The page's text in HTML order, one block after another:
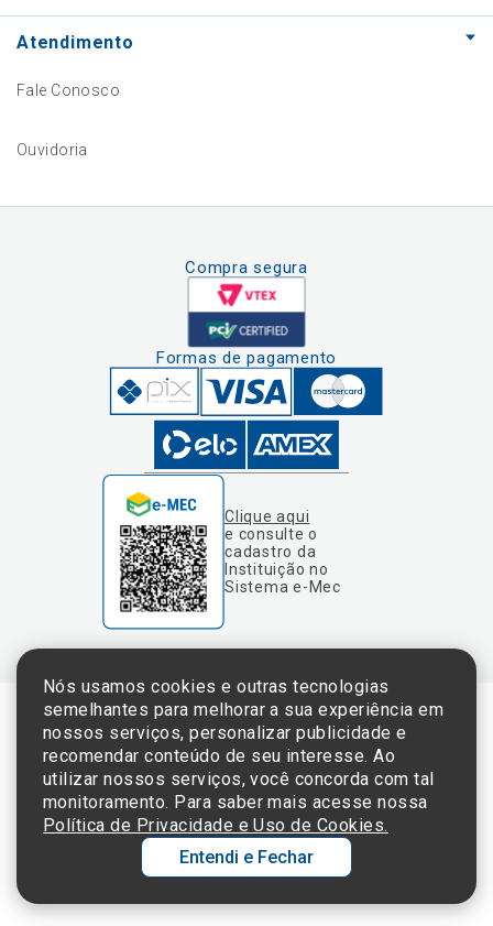
Atendimento
Fale Conosco
Ouvidoria
Compra segura
Formas de pagamento
Clique aqui
e consulte o
cadastro da
Instituição no
Sistema e-Mec
Termos de Uso e Política de Privacidade
©2025 Einstein Hospital Israelita - TODOS OS DIREITOS RESERVADOS
CNPJ: 60.765.823/0001-30 - Endereço: Av. Albert Einstein, 627 - Morumbi - São
Nós usamos cookies e outras tecnologias
semelhantes para melhorar a sua experiência em
nossos serviços, personalizar publicidade e
recomendar conteúdo de seu interesse. Ao
utilizar nossos serviços, você concorda com tal
monitoramento. Para saber mais acesse nossa
Política de Privacidade e Uso de Cookies.
Entendi e Fechar